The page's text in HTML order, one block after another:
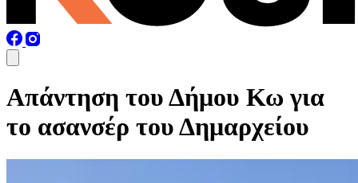
Απάντηση του Δήμου Κω για
το ασανσέρ του Δημαρχείου